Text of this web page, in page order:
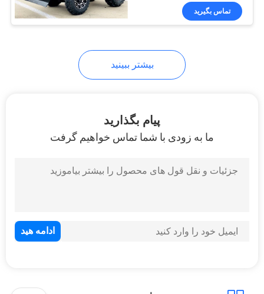
موتورسیکلت دوچرخه
59
تماس بگیرید
بیشتر ببینید
پیام بگذارید
ما به زودی با شما تماس خواهیم گرفت